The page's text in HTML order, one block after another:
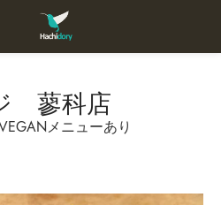
蓼科店
メニューあり